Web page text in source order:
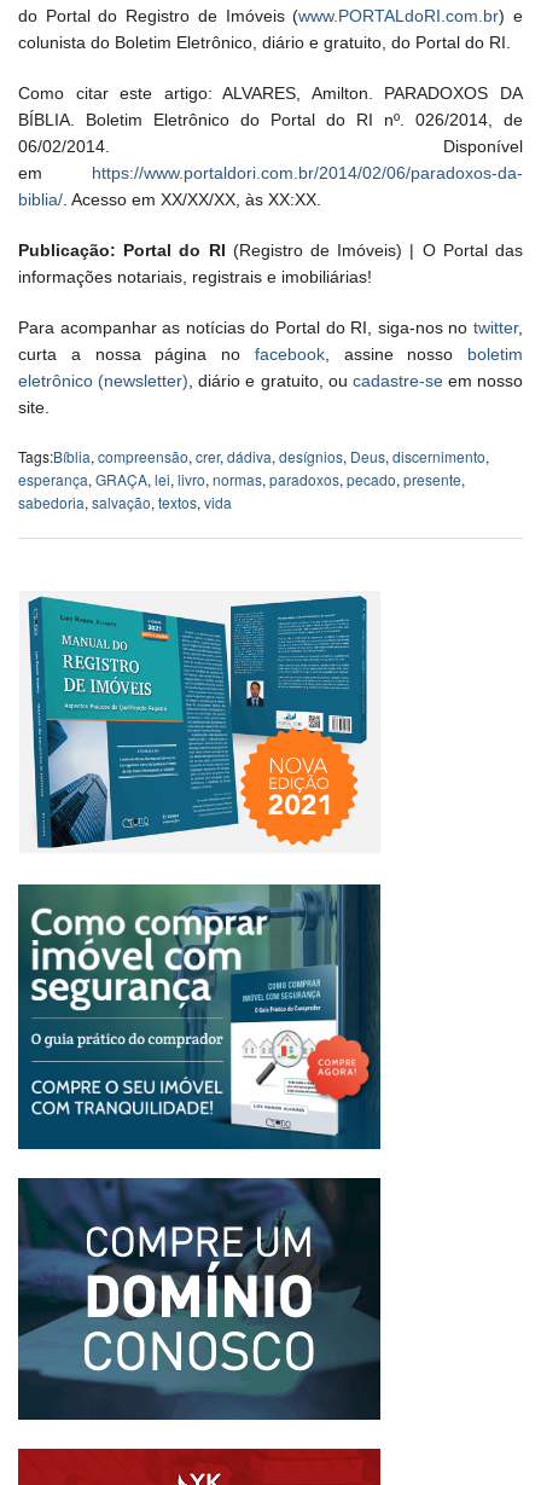
do Portal do Registro de Imóveis (www.PORTALdoRI.com.br) e
colunista do Boletim Eletrônico, diário e gratuito, do Portal do RI.
Como citar este artigo: ALVARES, Amilton. PARADOXOS DA
BÍBLIA. Boletim Eletrônico do Portal do RI nº. 026/2014, de
06/02/2014. Disponível
em https://www.portaldori.com.br/2014/02/06/paradoxos-da-
biblia/. Acesso em XX/XX/XX, às XX:XX.
Publicação: Portal do RI (Registro de Imóveis) | O Portal das
informações notariais, registrais e imobiliárias!
Para acompanhar as notícias do Portal do RI, siga-nos no twitter,
curta a nossa página no facebook, assine nosso boletim
eletrônico (newsletter), diário e gratuito, ou cadastre-seem nosso
site.
Tags:Bíblia, compreensão, crer, dádiva, desígnios, Deus, discernimento,
esperança, GRAÇA, lei, livro, normas, paradoxos, pecado, presente,
sabedoria, salvação, textos, vida